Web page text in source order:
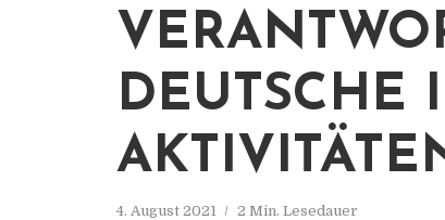
DEUTSCHE
4. August 2021 2 Min. Lesedauer